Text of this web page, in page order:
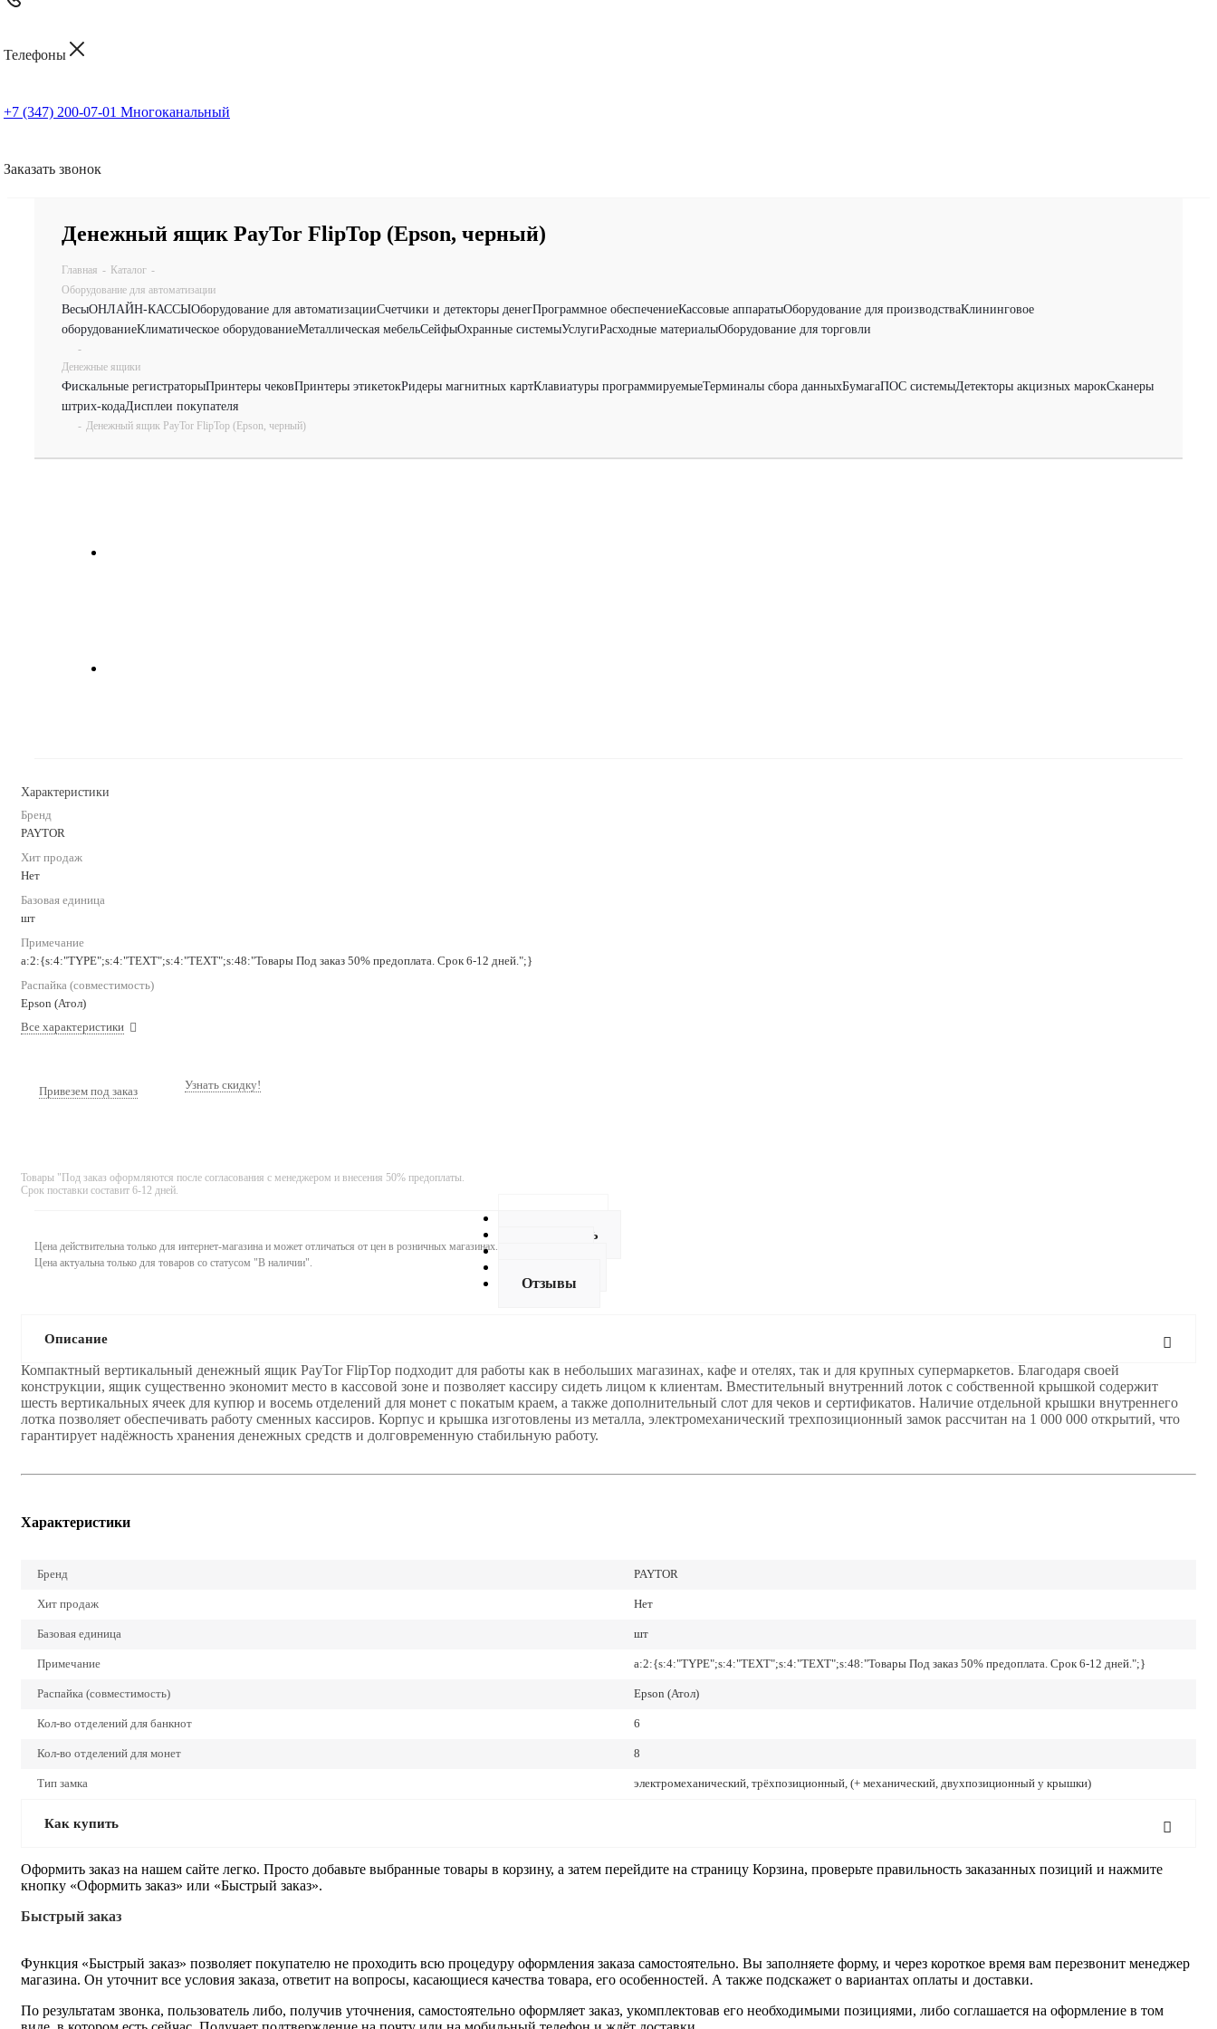
Телефоны
+7 (347) 200-07-01 Многоканальный
Заказать звонок
Денежный ящик PayTor FlipTop (Epson, черный)
Главная - Каталог -
Оборудование для автоматизации
ВесыОНЛАЙН-КАССЫОборудование для автоматизацииСчетчики и детекторы денегПрограммное обеспечениеКассовые аппаратыОборудование для производстваКлининговое
оборудованиеКлиматическое оборудованиеМеталлическая мебельСейфыОхранные системыУслугиРасходные материалыОборудование для торговли
-
Денежные ящики
Фискальные регистраторыПринтеры чековПринтеры этикетокРидеры магнитных картКлавиатуры программируемыеТерминалы сбора данныхБумагаПОС системыДетекторы акцизных марокСканеры
штрих-кодаДисплеи покупателя
- Денежный ящик PayTor FlipTop (Epson, черный)
Характеристики
Бренд
PAYTOR
Хит продаж
Нет
Базовая единица
шт
Примечание
a:2:{s:4:"TYPE";s:4:"TEXT";s:4:"TEXT";s:48:"Товары Под заказ 50% предоплата. Срок 6-12 дней.";}
Распайка (совместимость)
Epson (Атол)
Все характеристики
Привезем под заказ Узнать скидку!
Товары "Под заказ оформляются после согласования с менеджером и внесения 50% предоплаты.
Срок поставки составит 6-12 дней.
Цена действительна только для интернет-магазина и может отличаться от цен в розничных магазинах.
Цена актуальна только для товаров со статусом "В наличии".
Как купить
Отзывы
Описание
Компактный вертикальный денежный ящик PayTor FlipTop подходит для работы как в небольших магазинах, кафе и отелях, так и для крупных супермаркетов. Благодаря своей
конструкции, ящик существенно экономит место в кассовой зоне и позволяет кассиру сидеть лицом к клиентам. Вместительный внутренний лоток с собственной крышкой содержит
шесть вертикальных ячеек для купюр и восемь отделений для монет с покатым краем, а также дополнительный слот для чеков и сертификатов. Наличие отдельной крышки внутреннего
лотка позволяет обеспечивать работу сменных кассиров. Корпус и крышка изготовлены из металла, электромеханический трехпозиционный замок рассчитан на 1 000 000 открытий, что
гарантирует надёжность хранения денежных средств и долговременную стабильную работу.
Характеристики
Бренд PAYTOR
Хит продаж Нет
Базовая единица шт
Примечание a:2:{s:4:"TYPE";s:4:"TEXT";s:4:"TEXT";s:48:"Товары Под заказ 50% предоплата. Срок 6-12 дней.";}
Распайка (совместимость) Epson (Атол)
Кол-во отделений для банкнот 6
Кол-во отделений для монет 8
Тип замка электромеханический, трёхпозиционный, (+ механический, двухпозиционный у крышки)
Как купить
Оформить заказ на нашем сайте легко. Просто добавьте выбранные товары в корзину, а затем перейдите на страницу Корзина, проверьте правильность заказанных позиций и нажмите
кнопку «Оформить заказ» или «Быстрый заказ».
Быстрый заказ
Функция «Быстрый заказ» позволяет покупателю не проходить всю процедуру оформления заказа самостоятельно. Вы заполняете форму, и через короткое время вам перезвонит менеджер
магазина. Он уточнит все условия заказа, ответит на вопросы, касающиеся качества товара, его особенностей. А также подскажет о вариантах оплаты и доставки.
По результатам звонка, пользователь либо, получив уточнения, самостоятельно оформляет заказ, укомплектовав его необходимыми позициями, либо соглашается на оформление в том